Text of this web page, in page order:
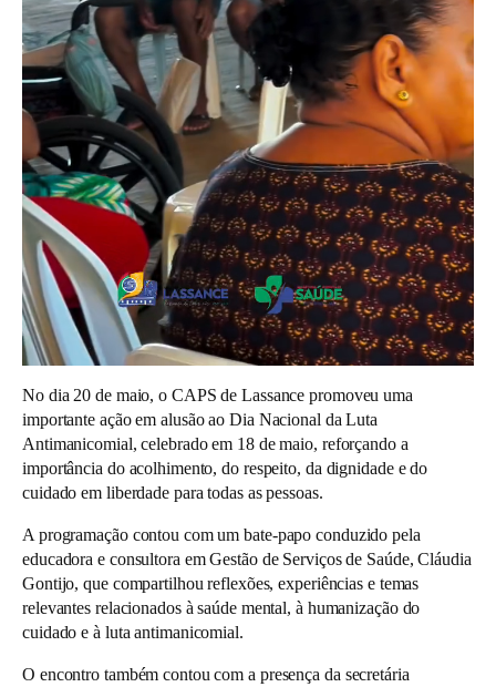
No dia 20 de maio, o CAPS de Lassance promoveu uma
importante ação em alusão ao Dia Nacional da Luta
Antimanicomial, celebrado em 18 de maio, reforçando a
importância do acolhimento, do respeito, da dignidade e do
cuidado em liberdade para todas as pessoas.
A programação contou com um bate-papo conduzido pela
educadora e consultora em Gestão de Serviços de Saúde, Cláudia
Gontijo, que compartilhou reflexões, experiências e temas
relevantes relacionados à saúde mental, à humanização do
cuidado e à luta antimanicomial.
O encontro também contou com a presença da secretária